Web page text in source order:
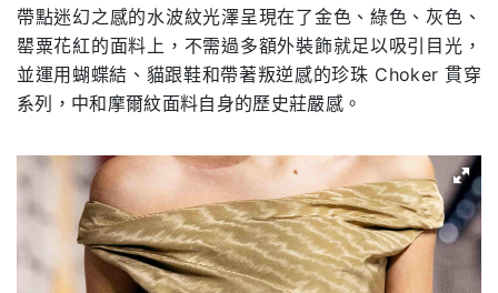
帶點迷幻之感的水波紋光澤呈現在了金色、綠色、灰色、
罌粟花紅的面料上，不需過多額外裝飾就足以吸引目光，
並運用蝴蝶結、貓跟鞋和帶著叛逆感的珍珠 Choker 貫穿
系列，中和摩爾紋面料自身的歷史莊嚴感。